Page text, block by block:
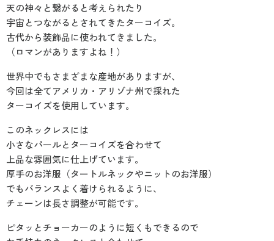
天の神々と繋がると考えられたり
宇宙とつながるとされてきたターコイズ。
古代から装飾品に使われてきました。
（ロマンがありますよね！）
世界中でもさまざまな産地がありますが、
今回は全てアメリカ・アリゾナ州で採れた
ターコイズを使用しています。
このネックレスには
小さなパールとターコイズを合わせて
上品な雰囲気に仕上げています。
厚手のお洋服（タートルネックやニットのお洋服）
でもバランスよく着けられるように、
チェーンは長さ調整が可能です。
ピタッとチョーカーのように短くもできるので